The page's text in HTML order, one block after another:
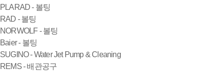
PLARAD - 볼팅
RAD - 볼팅
NORWOLF - 볼팅
Baier - 볼팅
SUGINO - Water Jet Pump & Cleaning
REMS - 배관공구